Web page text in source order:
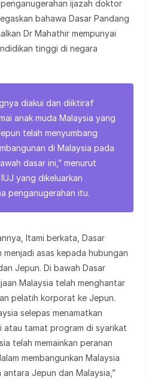
ijazah doktor
bahawa Dasar Pandang
Dr Mahathir mempunyai
tinggi di negara
diakui dan diiktiraf
anak muda Malaysia yang
telah menyumbang
di Malaysia pada
dasar ini,” menurut
yang dikeluarkan
penganugerahan itu.
Itami berkata, Dasar
asas kepada hubungan
Jepun. Di bawah Dasar
Malaysia telah menghantar
pelatih korporat ke Jepun.
selepas menamatkan
atau tamat program di syarikat
telah memainkan peranan
membangunkan Malaysia
Jepun dan Malaysia,”